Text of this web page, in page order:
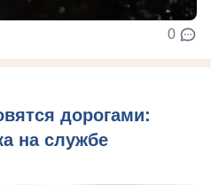
0
дорогами:
на службе